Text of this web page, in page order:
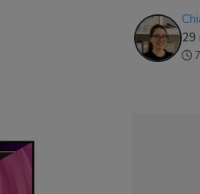
29